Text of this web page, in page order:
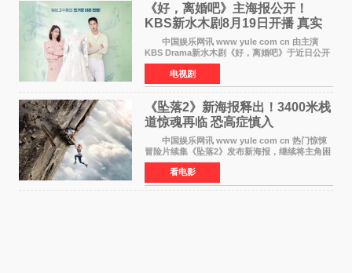
《好，离婚吧》主海报公开！
KBS新水木剧8月19日开播 真实
离婚体验记来袭
中国娱乐网讯 www yule com cn 由主演
KBS Drama新水木剧《好，离婚吧》于近日公开
主海报，正式进入开播倒计时。 海报中，男
女主角背对背站立，各自望向不同方向，中央的
空白与冷漠的表情
电视剧
《坠落2》新海报释出！3400米栈
道惊魂再临 恐高症慎入
中国娱乐网讯 www yule com cn 热门惊悚
冒险片续集《坠落2》发布新海报，继续将主角困
于绝境高处——这一次，是摇摇欲坠的徒步栈
道。该片将于今年9月2日北美上映，恐高症患者
请提前做好心理
看电影